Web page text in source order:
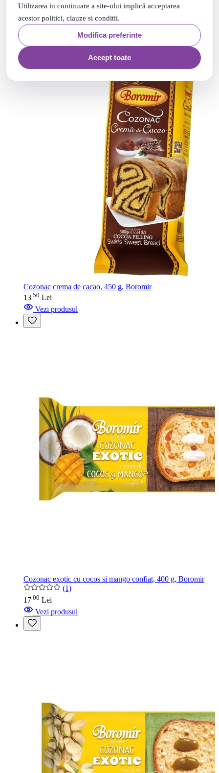
Utilizarea in continuare a site-ului implică acceptarea
acestor politici, clauze si conditii.
Modifica preferinte
Accept toate
29
Lei
Vezi produsul
Cozonac crema de cacao, 450 g, Boromir
13 50 Lei
Vezi produsul
Cozonac exotic cu cocos si mango confiat, 400 g, Boromir
(1)
17 00 Lei
Vezi produsul